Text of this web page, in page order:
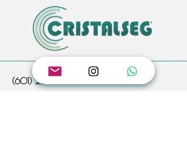
(601) 223 0348